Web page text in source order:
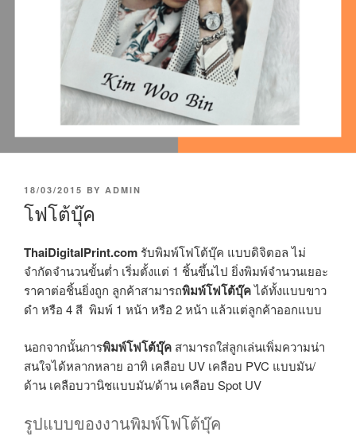
P
O
S
E
D
O
N
18/03/2015 BY ADMIN
โฟโต้บุ๊ค
ThaiDigitalPrint.com รับพิมพ์โฟโต้บุ๊ค แบบดิจิตอล ไม่
จำกัดจำนวนขั้นต่ำ เริ่มตั้งแต่ 1 ชิ้นขึ้นไป ยิ่งพิมพ์จำนวนเยอะ
ราคาต่อชิ้นยิ่งถูก ลูกค้าสามารถพิมพ์โฟโต้บุ๊คได้ทั้งแบบขาว
ดำ หรือ 4 สี พิมพ์ 1 หน้า หรือ 2 หน้า แล้วแต่ลูกค้าออกแบบ
นอกจากนั้นการพิมพ์โฟโต้บุ๊ค สามารถใส่ลูกเล่นเพิ่มความน่า
สนใจได้หลากหลาย อาทิ เคลือบ UV เคลือบ PVC แบบมัน/
ด้าน เคลือบวานิชแบบมัน/ด้าน เคลือบ Spot UV
รูปแบบของงานพิมพ์โฟโต้บุ๊ค